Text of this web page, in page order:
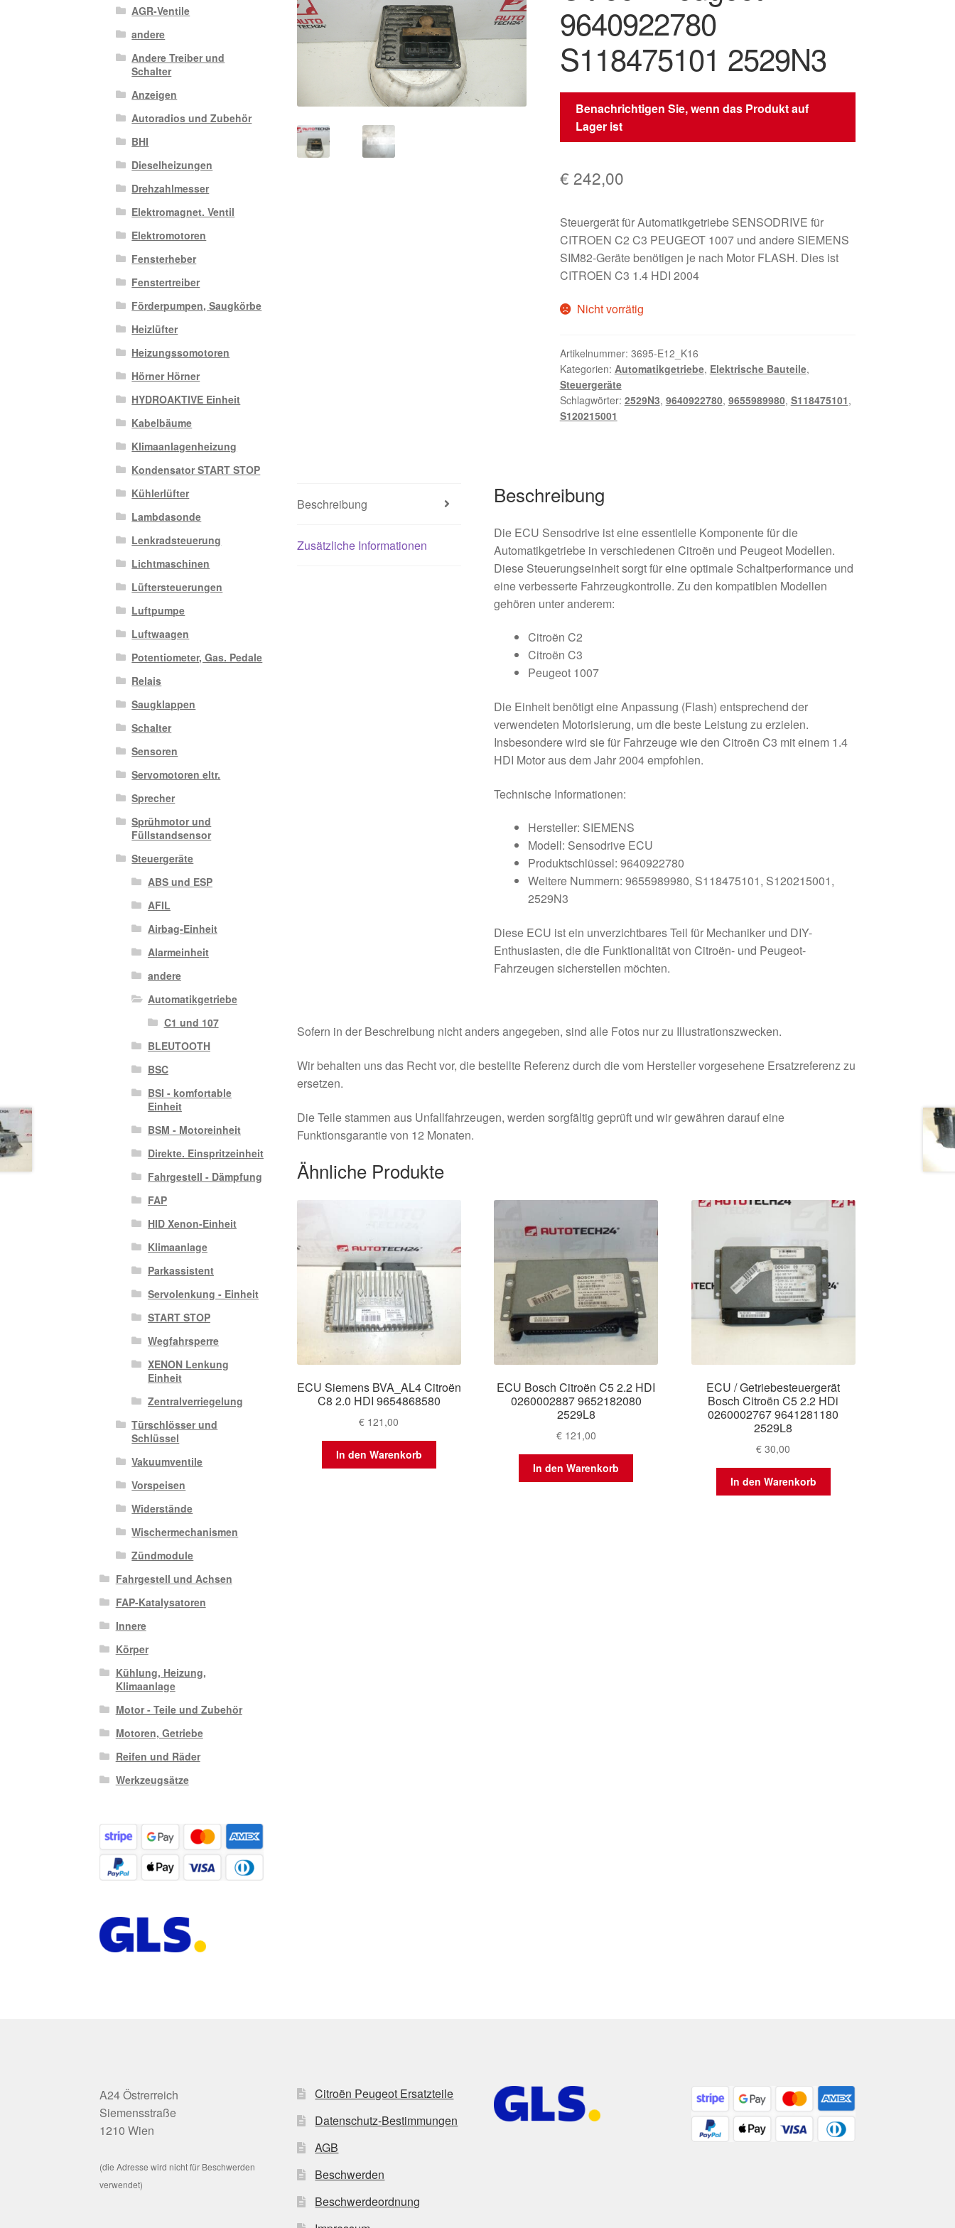
9640922780
S118475101 2529N3
Benachrichtigen Sie, wenn das Produkt auf
Lager ist
€ 242,00
Steuergerät für Automatikgetriebe SENSODRIVE für
CITROEN C2 C3 PEUGEOT 1007 und andere SIEMENS
SIM82-Geräte benötigen je nach Motor FLASH. Dies ist
CITROEN C3 1.4 HDI 2004
Nicht vorrätig
Artikelnummer: 3695-E12_K16
Kategorien: Automatikgetriebe, Elektrische Bauteile,
Steuergeräte
Schlagwörter: 2529N3, 9640922780, 9655989980, S118475101,
S120215001
Beschreibung
Zusätzliche Informationen
Beschreibung
Die ECU Sensodrive ist eine essentielle Komponente für die
Automatikgetriebe in verschiedenen Citroën und Peugeot Modellen.
Diese Steuerungseinheit sorgt für eine optimale Schaltperformance und
eine verbesserte Fahrzeugkontrolle. Zu den kompatiblen Modellen
gehören unter anderem:
Citroën C2
Citroën C3
Peugeot 1007
Die Einheit benötigt eine Anpassung (Flash) entsprechend der
verwendeten Motorisierung, um die beste Leistung zu erzielen.
Insbesondere wird sie für Fahrzeuge wie den Citroën C3 mit einem 1.4
HDI Motor aus dem Jahr 2004 empfohlen.
Technische Informationen:
Hersteller: SIEMENS
Modell: Sensodrive ECU
Produktschlüssel: 9640922780
Weitere Nummern: 9655989980, S118475101, S120215001,
2529N3
Diese ECU ist ein unverzichtbares Teil für Mechaniker und DIY-
Enthusiasten, die die Funktionalität von Citroën- und Peugeot-
Fahrzeugen sicherstellen möchten.
Sofern in der Beschreibung nicht anders angegeben, sind alle Fotos nur zu Illustrationszwecken.
Wir behalten uns das Recht vor, die bestellte Referenz durch die vom Hersteller vorgesehene Ersatzreferenz zu
ersetzen.
Die Teile stammen aus Unfallfahrzeugen, werden sorgfältig geprüft und wir gewähren darauf eine
Funktionsgarantie von 12 Monaten.
Ähnliche Produkte
ECU Siemens BVA_AL4 Citroën
C8 2.0 HDI 9654868580
€ 121,00
In den Warenkorb
ECU Bosch Citroën C5 2.2 HDI
0260002887 9652182080
2529L8
€121,00
In den Warenkorb
ECU / Getriebesteuergerät
Bosch Citroën C5 2.2 HDi
0260002767 9641281180
2529L8
€ 30,00
In den Warenkorb
AGR-Ventile
andere
Andere Treiber und
Schalter
Anzeigen
Autoradios und Zubehör
BHI
Dieselheizungen
Drehzahlmesser
Elektromagnet. Ventil
Elektromotoren
Fensterheber
Fenstertreiber
Förderpumpen, Saugkörbe
Heizlüfter
Heizungssomotoren
Hörner Hörner
HYDROAKTIVE Einheit
Kabelbäume
Klimaanlagenheizung
Kondensator START STOP
Kühlerlüfter
Lambdasonde
Lenkradsteuerung
Lichtmaschinen
Lüftersteuerungen
Luftpumpe
Luftwaagen
Potentiometer, Gas. Pedale
Relais
Saugklappen
Schalter
Sensoren
Servomotoren eltr.
Sprecher
Sprühmotor und
Füllstandsensor
Steuergeräte
ABS und ESP
AFIL
Airbag-Einheit
Alarmeinheit
andere
Automatikgetriebe
C1 und 107
BLEUTOOTH
BSC
BSI - komfortable
Einheit
BSM - Motoreinheit
Direkte. Einspritzeinheit
Fahrgestell - Dämpfung
FAP
HID Xenon-Einheit
Klimaanlage
Parkassistent
Servolenkung - Einheit
START STOP
Wegfahrsperre
XENON Lenkung
Einheit
Zentralverriegelung
Türschlösser und
Schlüssel
Vakuumventile
Vorspeisen
Widerstände
Wischermechanismen
Zündmodule
Fahrgestell und Achsen
FAP-Katalysatoren
Innere
Körper
Kühlung, Heizung,
Klimaanlage
Motor - Teile und Zubehör
Motoren, Getriebe
Reifen und Räder
Werkzeugsätze
A24 Östrerreich
Siemensstraße
1210 Wien
(die Adresse wird nicht für Beschwerden
verwendet)
Citroën Peugeot Ersatzteile
Datenschutz-Bestimmungen
AGB
Beschwerden
Beschwerdeordnung